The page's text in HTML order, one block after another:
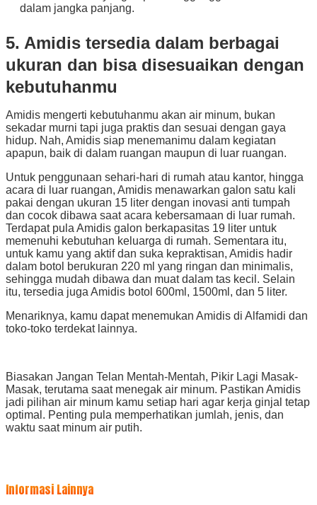
dalam jangka panjang.
5. Amidis tersedia dalam berbagai
ukuran dan bisa disesuaikan dengan
kebutuhanmu
Amidis mengerti kebutuhanmu akan air minum, bukan
sekadar murni tapi juga praktis dan sesuai dengan gaya
hidup. Nah, Amidis siap menemanimu dalam kegiatan
apapun, baik di dalam ruangan maupun di luar ruangan.
Untuk penggunaan sehari-hari di rumah atau kantor, hingga
acara di luar ruangan, Amidis menawarkan galon satu kali
pakai dengan ukuran 15 liter dengan inovasi anti tumpah
dan cocok dibawa saat acara kebersamaan di luar rumah.
Terdapat pula Amidis galon berkapasitas 19 liter untuk
memenuhi kebutuhan keluarga di rumah. Sementara itu,
untuk kamu yang aktif dan suka kepraktisan, Amidis hadir
dalam botol berukuran 220 ml yang ringan dan minimalis,
sehingga mudah dibawa dan muat dalam tas kecil. Selain
itu, tersedia juga Amidis botol 600ml, 1500ml, dan 5 liter.
Menariknya, kamu dapat menemukan Amidis di Alfamidi dan
toko-toko terdekat lainnya.
Biasakan Jangan Telan Mentah-Mentah, Pikir Lagi Masak-
Masak, terutama saat menegak air minum. Pastikan Amidis
jadi pilihan air minum kamu setiap hari agar kerja ginjal tetap
optimal. Penting pula memperhatikan jumlah, jenis, dan
waktu saat minum air putih.
Informasi Lainnya